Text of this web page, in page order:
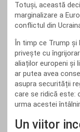
Totuși, această
marginalizare a
conflictul din
În timp ce Trump și
privește cu
aliaților europeni și
ar putea avea
asupra securității
care se ridică este:
urma acestei
Un viitor